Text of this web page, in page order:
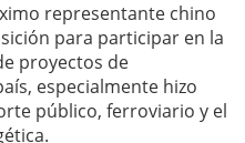
representante chino
para participar en la
proyectos de
especialmente hizo
público, ferroviario y el